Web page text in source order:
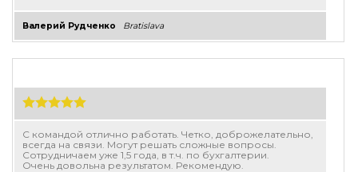
Валерий Рудченко Bratislava
С командой отлично работать. Четко, доброжелательно,
всегда на связи. Могут решать сложные вопросы.
Сотрудничаем уже 1,5 года, в т.ч. по бухгалтерии.
Очень довольна результатом. Рекомендую.